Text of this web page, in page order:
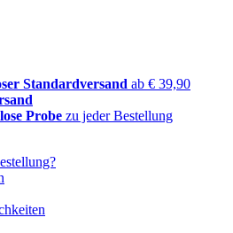
Standardversand ab € 39,90
Probe zu jeder Bestellung